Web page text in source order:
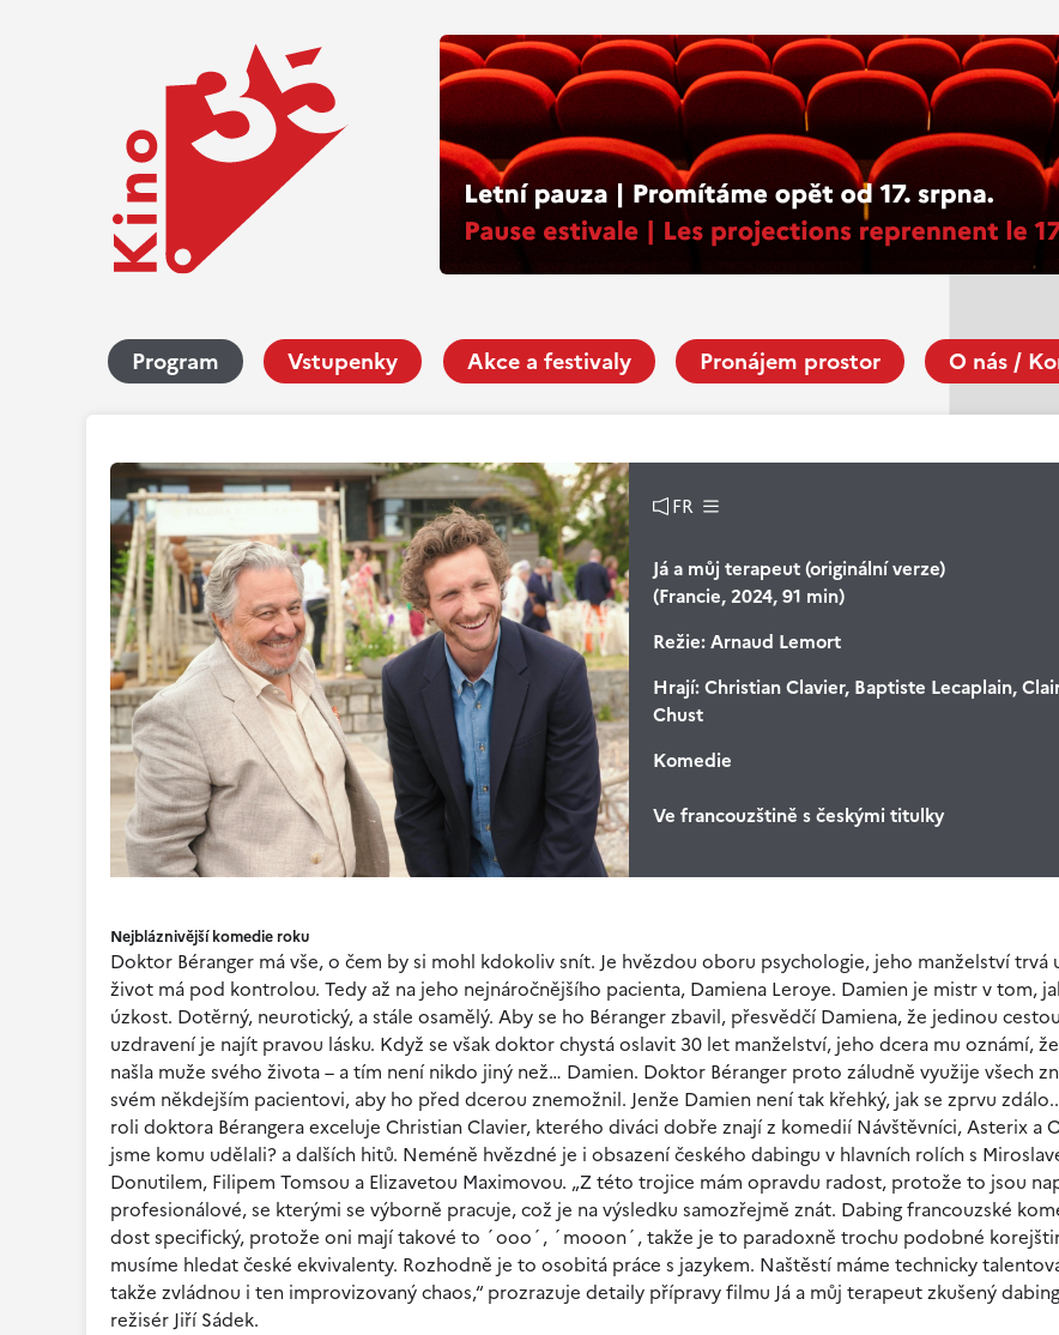
Program Vstupenky Akce a festivaly Pronájem prostor O nás /
FR
Já a můj terapeut (originální verze)
(Francie, 2024, 91 min)
Režie:Arnaud Lemort
Hrají:Christian Clavier, Baptiste Lecaplain,
Chust
Komedie
Ve francouzštině s českými titulky
Nejbláznivější komedie roku
Doktor Béranger má vše, o čem by si mohl kdokoliv snít. Je hvězdou oboru psychologie, jeho manželství trvá
život má pod kontrolou. Tedy až na jeho nejnáročnějšího pacienta, Damiena Leroye. Damien je mistr v tom,
úzkost. Dotěrný, neurotický, a stále osamělý. Aby se ho Béranger zbavil, přesvědčí Damiena, že jedinou
uzdravení je najít pravou lásku. Když se však doktor chystá oslavit 30 let manželství, jeho dcera mu oznámí,
našla muže svého života – a tím není nikdo jiný než… Damien. Doktor Béranger proto záludně využije všech
svém někdejším pacientovi, aby ho před dcerou znemožnil. Jenže Damien není tak křehký, jak se zprvu
roli doktora Bérangera exceluje Christian Clavier, kterého diváci dobře znají z komedií Návštěvníci, Asterix a
jsme komu udělali? a dalších hitů. Neméně hvězdné je i obsazení českého dabingu v hlavních rolích s
Donutilem, Filipem Tomsou a Elizavetou Maximovou. „Z této trojice mám opravdu radost, protože to jsou
profesionálové, se kterými se výborně pracuje, což je na výsledku samozřejmě znát. Dabing francouzské
dost specifický, protože oni mají takové to ´ooo´, ´mooon´, takže je to paradoxně trochu podobné
musíme hledat české ekvivalenty. Rozhodně je to osobitá práce s jazykem. Naštěstí máme technicky
takže zvládnou i ten improvizovaný chaos,“ prozrazuje detaily přípravy filmu Já a můj terapeut zkušený
režisér Jiří Sádek.